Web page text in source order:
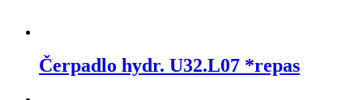
Čerpadlo hydr. U32.L07 *repas